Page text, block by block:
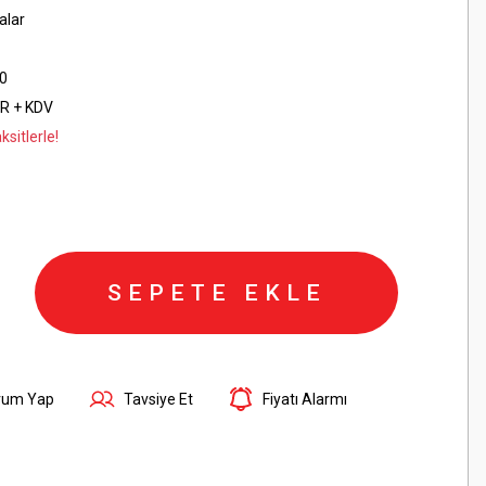
+ KDV
SEPETE EKLE
Yap Tavsiye Et Fiyatı Alarmı